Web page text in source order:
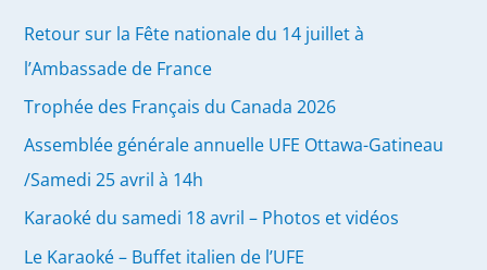
Retour sur la Fête nationale du 14 juillet à
l’Ambassade de France
Trophée des Français du Canada 2026
Assemblée générale annuelle UFE Ottawa-Gatineau
/Samedi 25 avril à 14h
Karaoké du samedi 18 avril – Photos et vidéos
Le Karaoké – Buffet italien de l’UFE